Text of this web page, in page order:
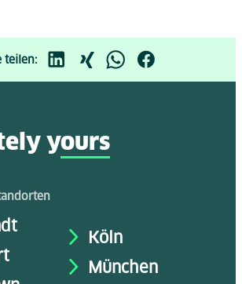
teilen:
yours
Köln
München